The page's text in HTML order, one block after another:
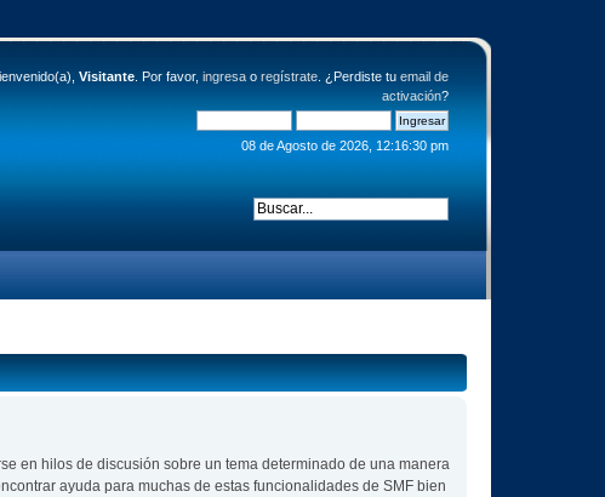
Visitante. Por favor, ingresao regístrate. ¿Perdiste tu email de
activación?
08 de Agosto de 2026, 12:16:30 pm
en hilos de discusión sobre un tema determinado de una manera
ayuda para muchas de estas funcionalidades de SMF bien